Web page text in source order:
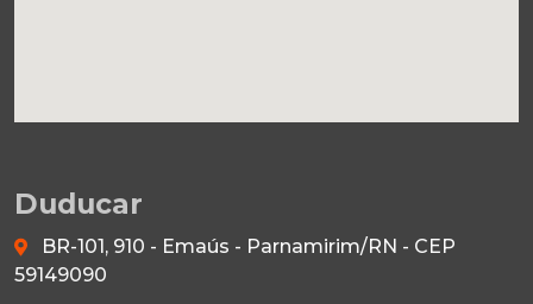
Duducar
BR-101, 910 - Emaús - Parnamirim/RN - CEP
59149090